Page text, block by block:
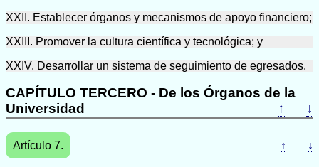
XXII. Establecer órganos y mecanismos de apoyo financiero;
XXIII. Promover la cultura científica y tecnológica; y
XXIV. Desarrollar un sistema de seguimiento de egresados.
CAPÍTULO TERCERO - De los Órganos de la
Universidad
↑ ↓
Artículo 7. ↑ ↓